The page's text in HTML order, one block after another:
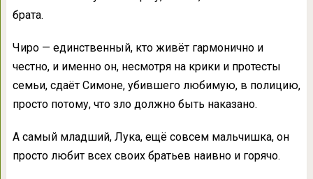
брата.
Чиро — единственный, кто живёт гармонично и
честно, и именно он, несмотря на крики и протесты
семьи, сдаёт Симоне, убившего любимую, в полицию,
просто потому, что зло должно быть наказано.
А самый младший, Лука, ещё совсем мальчишка, он
просто любит всех своих братьев наивно и горячо.